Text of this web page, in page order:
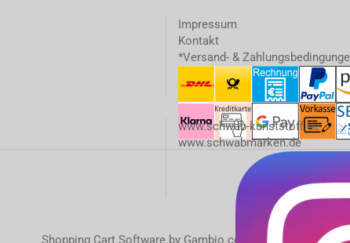
Impressum
Kontakt
*Versand- &
www.schwab-kunststoff.de
www.schwabmarken.de
Shopping Cart Softwareby Gambio.com © 2023